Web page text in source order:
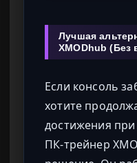
Лучшая
XMODhub (Без
Если консоль
хотите
достижения
ПК-трейнер